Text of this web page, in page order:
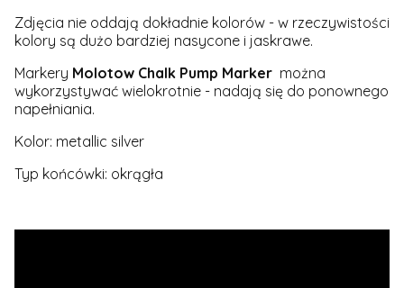
Zdjęcia nie oddają dokładnie kolorów - w rzeczywistości
kolory są dużo bardziej nasycone i jaskrawe.
Markery Molotow Chalk Pump Marker można
wykorzystywać wielokrotnie - nadają się do ponownego
napełniania.
Kolor: metallic silver
Typ końcówki: okrągła